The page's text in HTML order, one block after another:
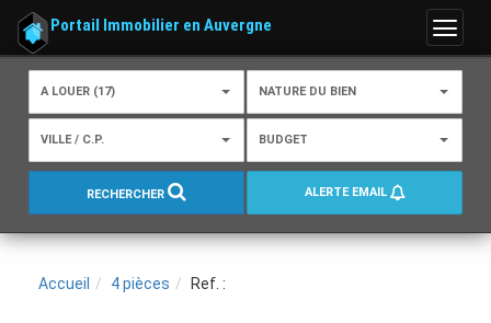
Menu
Portail Immobilier en Auvergne
A LOUER (17) NATURE DU BIEN
VILLE / C.P. BUDGET
RECHERCHER ALERTE EMAIL
Accueil 4 pièces Ref. :